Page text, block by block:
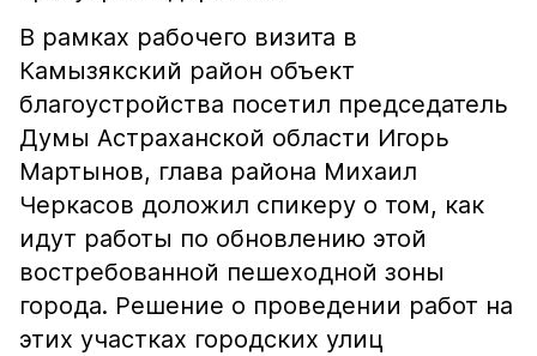
В рамках рабочего визита в
Камызякский район объект
благоустройства посетил председатель
Думы Астраханской области Игорь
Мартынов, глава района Михаил
Черкасов доложил спикеру о том, как
идут работы по обновлению этой
востребованной пешеходной зоны
города. Решение о проведении работ на
этих участках городских улиц